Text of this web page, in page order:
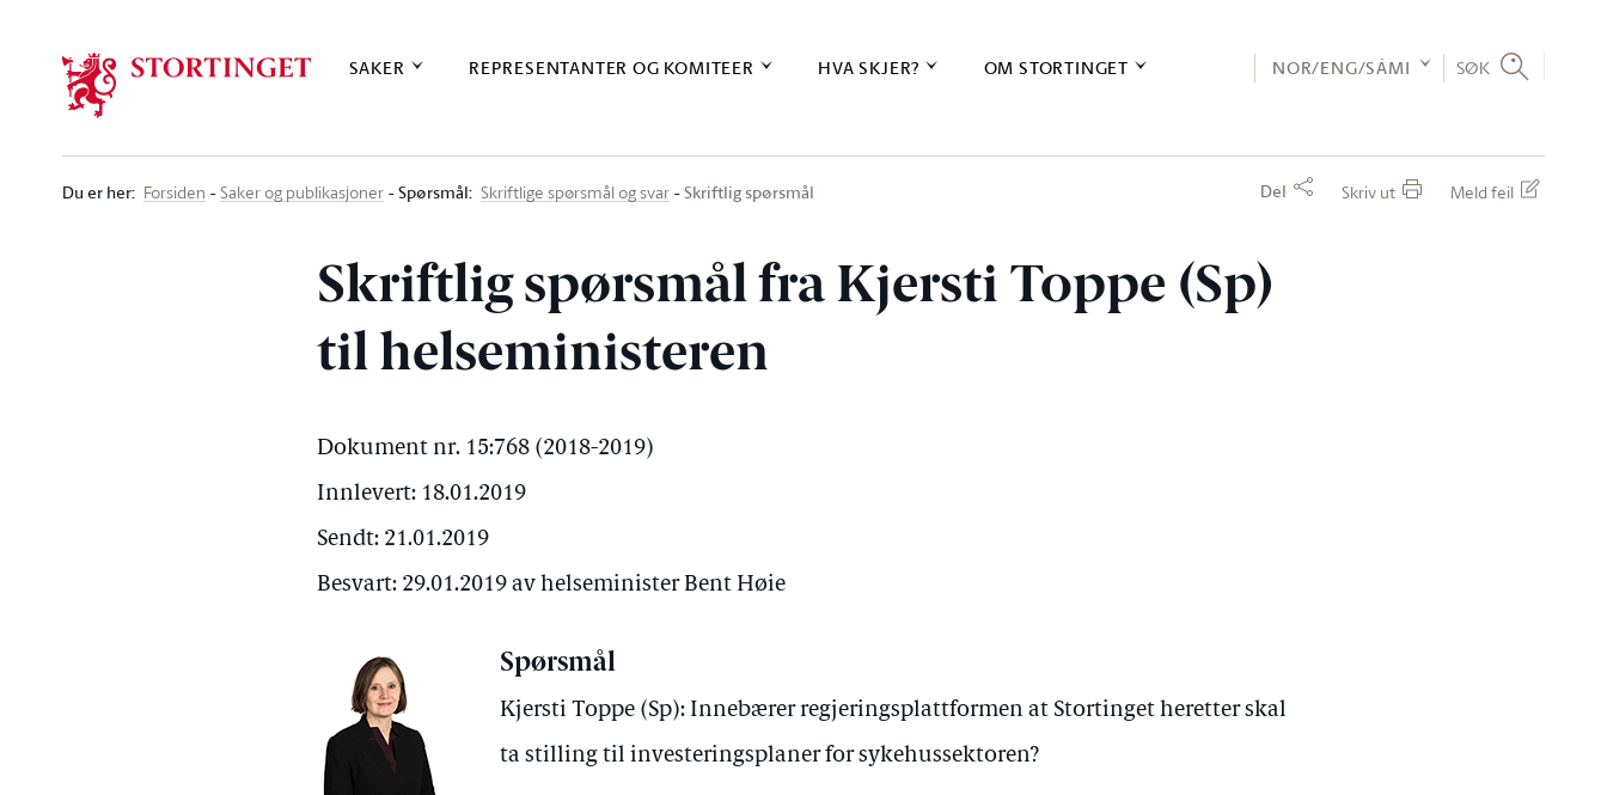
SAKER REPRESENTANTER OG KOMITEER HVA SKJER? OM STORTINGET NOR/ENG/SÁMI SØK
Du er her: Forsiden Saker og publikasjoner Spørsmål: Skriftlige spørsmål og svar Skriftlig spørsmål Del Skriv ut Meld feil
Skriftlig spørsmål fra Kjersti Toppe (Sp)
til helseministeren
Dokument nr. 15:768 (2018-2019)
Innlevert: 18.01.2019
Sendt: 21.01.2019
Besvart: 29.01.2019 av helseminister Bent Høie
Spørsmål
Kjersti Toppe (Sp): Innebærer regjeringsplattformen at Stortinget heretter skal
ta stilling til investeringsplaner for sykehussektoren?